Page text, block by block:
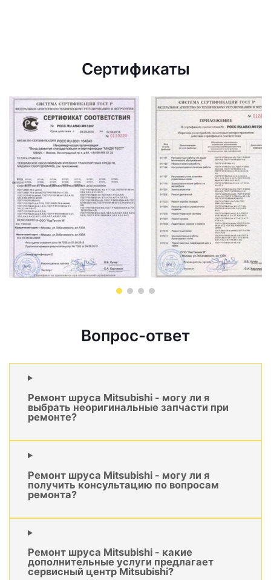
Сертификаты
Вопрос-ответ
Ремонт шруса Mitsubishi - могу ли я
выбрать неоригинальные запчасти при
ремонте?
Ремонт шруса Mitsubishi - могу ли я
получить консультацию по вопросам
ремонта?
Ремонт шруса Mitsubishi - какие
дополнительные услуги предлагает
сервисный центр Mitsubishi?